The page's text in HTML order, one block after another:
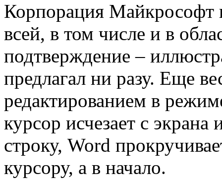
Корпорация Майкрософт
всей, в том числе и в
подтверждение –
предлагал ни разу. Еще
редактированием в
курсор исчезает с экрана
строку, Word
курсору, а в начало.